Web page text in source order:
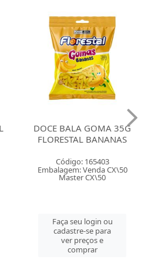
DOCE BALA GOMA 35G
FLORESTAL BANANAS
Código: 165403
Embalagem: Venda CX\50
Master CX\50
Faça seu login ou
cadastre-se para
ver preços e
comprar